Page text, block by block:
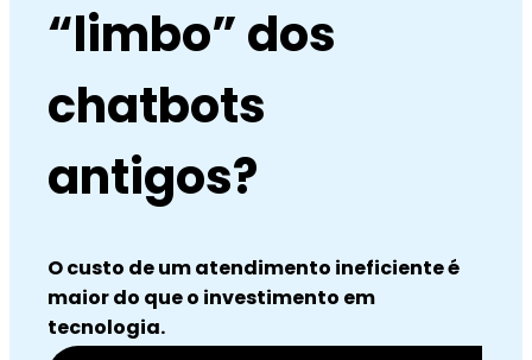
“limbo” dos
chatbots
antigos?
O custo de um atendimento ineficiente é
maior do que o investimento em
tecnologia.